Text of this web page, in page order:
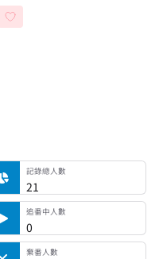
記錄總人數
21
追番中人數
0
棄番人數